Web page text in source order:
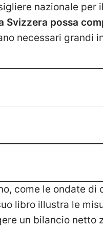
nazionale per
Svizzera possa
necessari grandi
come le ondate di
libro illustra le
un bilancio netto